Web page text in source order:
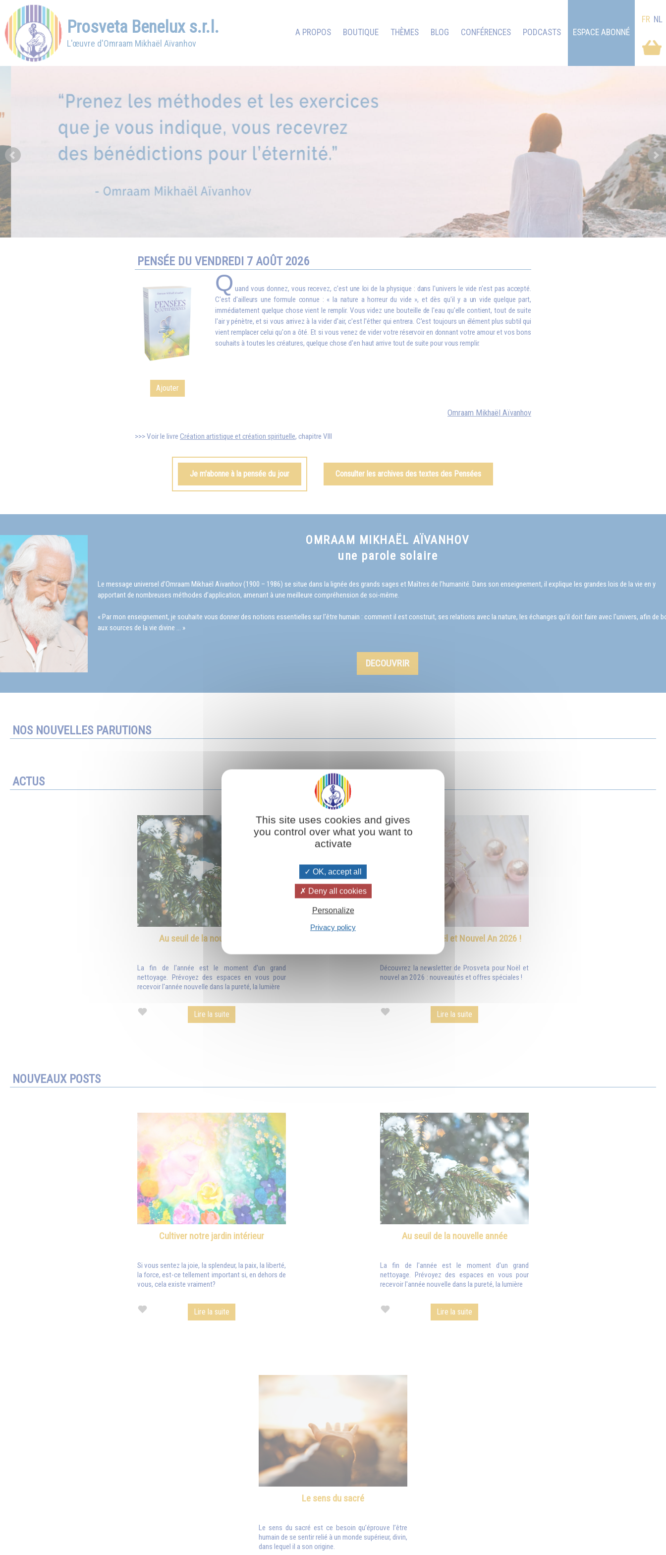
Prosveta Benelux s.r.l.
L'œuvre d'Omraam Mikhaël Aïvanhov
A PROPOS BOUTIQUE THÈMES BLOG CONFÉRENCES PODCASTS ESPACE ABONNÉ
FR NL
Prev Next
PENSÉE DU VENDREDI 7 AOÛT 2026
Ajouter
Q uand vous donnez, vous recevez, c'est une loi de la physique : dans l'univers le vide n'est pas accepté.
C'est d'ailleurs une formule connue : « la nature a horreur du vide », et dès qu'il y a un vide quelque part,
immédiatement quelque chose vient le remplir. Vous videz une bouteille de l'eau qu'elle contient, tout de suite
l'air y pénètre, et si vous arrivez à la vider d'air, c'est l'éther qui entrera. C'est toujours un élément plus subtil qui
vient remplacer celui qu'on a ôté. Et si vous venez de vider votre réservoir en donnant votre amour et vos bons
souhaits à toutes les créatures, quelque chose d'en haut arrive tout de suite pour vous remplir.
Omraam Mikhaël Aïvanhov
Voir le livre Création artistique et création spirituelle, chapitre VIII
Je m'abonne à la pensée du jour Consulter les archives des textes des Pensées
OMRAAM MIKHAËL AÏVANHOV
une parole solaire
Le message universel d’Omraam Mikhaël Aïvanhov (1900 – 1986) se situe dans la lignée des grands sages et Maîtres de l’humanité. Dans son enseignement, il explique les grandes lois de la vie en y
apportant de nombreuses méthodes d’application, amenant à une meilleure compréhension de soi-même.
« Par mon enseignement, je souhaite vous donner des notions essentielles sur l'être humain : comment il est construit, ses relations avec la nature, les échanges qu'il doit faire avec l'univers, afin de
aux sources de la vie divine … »
DECOUVRIR
NOS NOUVELLES PARUTIONS
ACTUS
Au seuil de la nouvelle année
La fin de l'année est le moment d'un grand
nettoyage. Prévoyez des espaces en vous pour
recevoir l'année nouvelle dans la pureté, la lumière
Lire la suite
Newsletter Noël et Nouvel An 2026 !
Découvrez la newsletter de Prosveta pour Noël et
nouvel an 2026 : nouveautés et offres spéciales !
Lire la suite
NOUVEAUX POSTS
Cultiver notre jardin intérieur
Si vous sentez la joie, la splendeur, la paix, la liberté,
la force, est-ce tellement important si, en dehors de
vous, cela existe vraiment?
Lire la suite
Au seuil de la nouvelle année
La fin de l'année est le moment d'un grand
nettoyage. Prévoyez des espaces en vous pour
recevoir l'année nouvelle dans la pureté, la lumière
Lire la suite
Le sens du sacré
Le sens du sacré est ce besoin qu’éprouve l’être
humain de se sentir relié à un monde supérieur, divin,
dans lequel il a son origine.
This site uses cookies and gives
you control over what you want to
activate
OK, accept all
Deny all cookies
Personalize
Privacy policy